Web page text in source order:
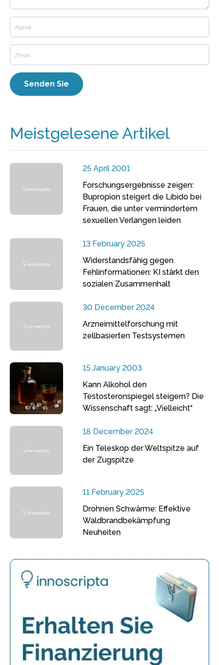
Meistgelesene Artikel
25 April 2001
Forschungsergebnisse zeigen:
Bupropion steigert die Libido bei
Frauen, die unter vermindertem
sexuellen Verlangen leiden
13 February 2025
Widerstandsfähig gegen
Fehlinformationen: KI stärkt den
sozialen Zusammenhalt
30 December 2024
Arzneimittelforschung mit
zellbasierten Testsystemen
15 January 2003
Kann Alkohol den
Testosteronspiegel steigern? Die
Wissenschaft sagt: „Vielleicht“
18 December 2024
Ein Teleskop der Weltspitze auf
der Zugspitze
11 February 2025
Drohnen Schwärme: Effektive
Waldbrandbekämpfung
Neuheiten